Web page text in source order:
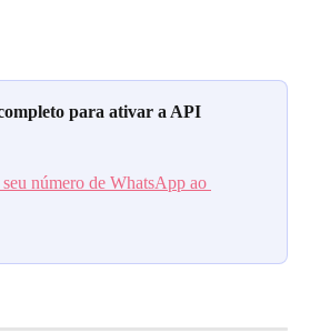
para ativar a API
número de WhatsApp ao